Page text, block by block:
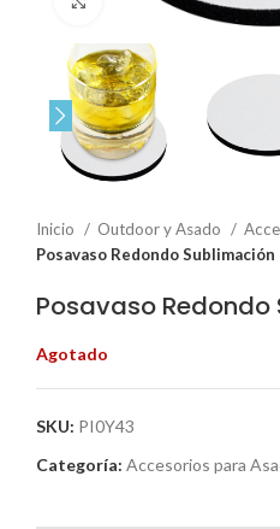
Inicio Outdoor y Asado
Posavaso Redondo Sublimación
Posavaso
Agotado
SKU: PI0Y43
Categoría: Accesorios para